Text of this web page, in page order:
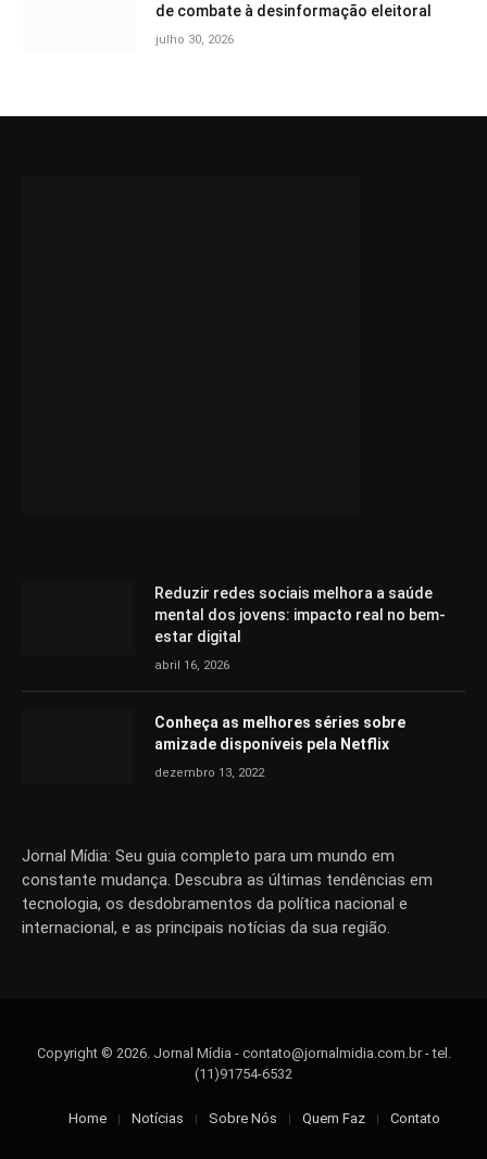
de combate à desinformação eleitoral
julho 30, 2026
Reduzir redes sociais melhora a saúde
mental dos jovens: impacto real no bem-
estar digital
abril 16, 2026
Conheça as melhores séries sobre
amizade disponíveis pela Netflix
dezembro 13, 2022
Jornal Mídia: Seu guia completo para um mundo em
constante mudança. Descubra as últimas tendências em
tecnologia, os desdobramentos da política nacional e
internacional, e as principais notícias da sua região.
Copyright © 2026. Jornal Mídia - contato@jornalmidia.com.br- tel.
(11)91754-6532
Home Notícias Sobre Nós Quem Faz Contato